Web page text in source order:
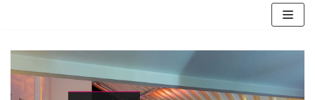
Inhalt
springen